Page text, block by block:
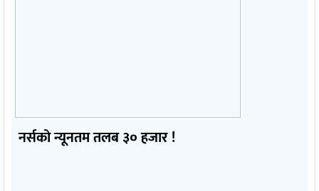
नर्सको न्यूनतम तलब ३० हजार !